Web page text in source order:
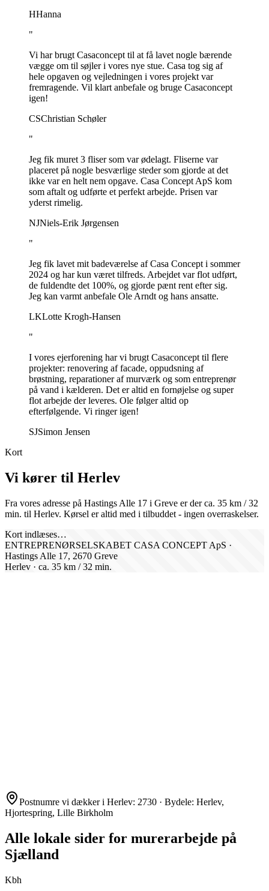
HHanna
"
Vi har brugt Casaconcept til at få lavet nogle bærende
vægge om til søjler i vores nye stue. Casa tog sig af
hele opgaven og vejledningen i vores projekt var
fremragende. Vil klart anbefale og bruge Casaconcept
igen!
CSChristian Schøler
"
Jeg fik muret 3 fliser som var ødelagt. Fliserne var
placeret på nogle besværlige steder som gjorde at det
ikke var en helt nem opgave. Casa Concept ApS kom
som aftalt og udførte et perfekt arbejde. Prisen var
yderst rimelig.
NJNiels-Erik Jørgensen
"
Jeg fik lavet mit badeværelse af Casa Concept i sommer
2024 og har kun været tilfreds. Arbejdet var flot udført,
de fuldendte det 100%, og gjorde pænt rent efter sig.
Jeg kan varmt anbefale Ole Arndt og hans ansatte.
LKLotte Krogh-Hansen
"
I vores ejerforening har vi brugt Casaconcept til flere
projekter: renovering af facade, oppudsning af
brøstning, reparationer af murværk og som entreprenør
på vand i kælderen. Det er altid en fornøjelse og super
flot arbejde der leveres. Ole følger altid op
efterfølgende. Vi ringer igen!
SJSimon Jensen
Kort
Vi kører til Herlev
Fra vores adresse på Hastings Alle 17 i Greve er der ca. 35 km /32
min. til Herlev. Kørsel er altid med i tilbuddet - ingen overraskelser.
Kort indlæses…
ENTREPRENØRSELSKABET CASA CONCEPT ApS ·
Hastings Alle 17, 2670 Greve
Herlev · ca. 35 km /32 min.
Postnumre vi dækker i Herlev: 2730 · Bydele: Herlev,
Hjortespring, Lille Birkholm
Alle lokale sider for murerarbejde på
Sjælland
Kbh